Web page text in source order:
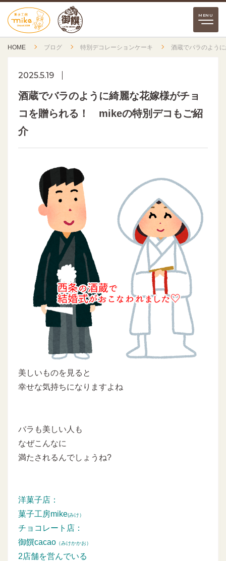
HOME ブログ 特別デコレーションケーキ 酒蔵でバラのよう
2025.5.19
酒蔵でバラのように綺麗な花嫁様がチョ
コを贈られる！ mikeの特別デコもご紹
介
美しいものを見ると
幸せな気持ちになりますよね
バラも美しい人も
なぜこんなに
満たされるんでしょうね?
洋菓子店：
菓子工房mike(みけ）
チョコレート店：
御饌cacao （みけかかお）
2店舗を営んでいる